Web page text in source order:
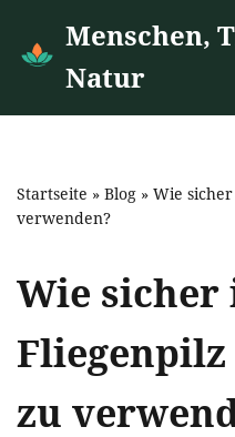
Zum
springen
Menschen,
Natur
Startseite » Blog » Wie
verwenden?
Wie sicher
zu